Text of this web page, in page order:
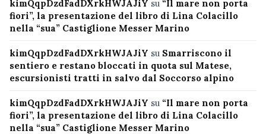
kimQqpDzdFadDXrkHWJAJiY su “Il mare non porta
fiori”, la presentazione del libro di Lina Colacillo
nella “sua” Castiglione Messer Marino
kimQqpDzdFadDXrkHWJAJiY su Smarriscono il
sentiero e restano bloccati in quota sul Matese,
escursionisti tratti in salvo dal Soccorso alpino
kimQqpDzdFadDXrkHWJAJiY su “Il mare non porta
fiori”, la presentazione del libro di Lina Colacillo
nella “sua” Castiglione Messer Marino